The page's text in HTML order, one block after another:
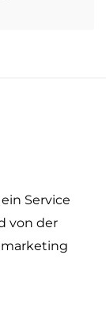
Service
von der